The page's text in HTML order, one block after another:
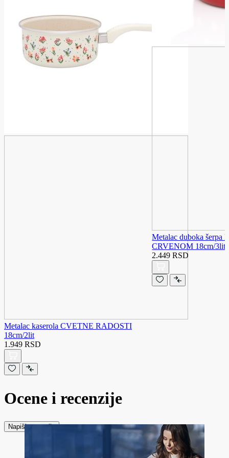
Metalac kaserola CVETNE RADOSTI
18cm/2lit
1.949 RSD
Metalac duboka
CRVENOM 18cm/3lit
2.449 RSD
Ocene i recenzije
Napiši recenziju